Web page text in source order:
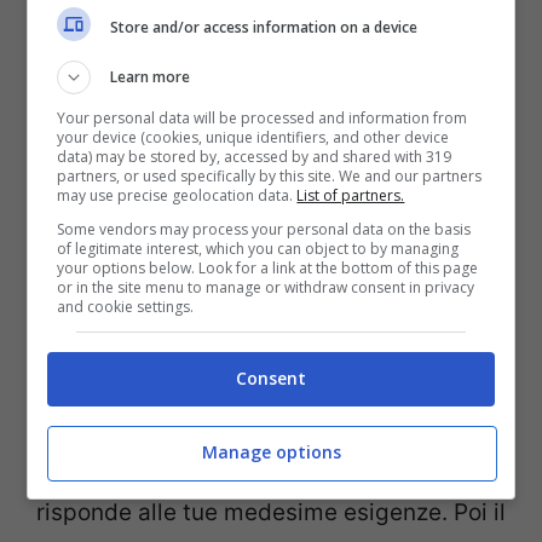
l’agognato luogo di villeggiatura. Tavoli
vicini, per cominciare a socializzare.
All’indomani stesso discorso per gli
ombrelloni in spiaggia. Prima e seconda
fila tutta prenotata per ilmega gruppo di
mamme e papà e figli al seguito.Si rompe
il ghiaccio con il più canonico degli
approcci: come ti chiami, da dove vieni,
quale nome hanno i tuoi figli e soprattutto
quanti anni hanno. Da lì è fatta. Sarà
naturale stringere rapporti con chi
risponde alle tue medesime esigenze. Poi il
Store and/or access information on a device
Learn more
Your personal data will be processed and information from
your device (cookies, unique identifiers, and other device
data) may be stored by, accessed by and shared with 319
partners, or used specifically by this site. We and our partners
may use precise geolocation data. List of partners.
Some vendors may process your personal data on the basis
of legitimate interest, which you can object to by managing
your options below. Look for a link at the bottom of this page
or in the site menu to manage or withdraw consent in privacy
and cookie settings.
Consent
Manage options